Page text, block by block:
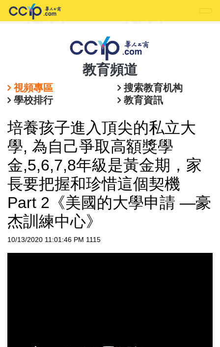
教育頻道
視頻專區
搜索教育机构
學校排行
教育資訊
培養孩子進入頂尖的私立大
學, 為自己爭取高額獎學
金,5,6,7,8年級是黃金期，家
長要把握和珍惜這個契機
Part 2《美國的大學申請 —豪
杰訓練中心》
10/13/2020 11:01:46 PM 1115